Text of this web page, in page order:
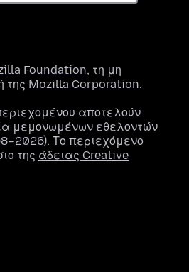
Foundation, τη μη
της Mozilla Corporation.
αποτελούν
μεμονωμένων εθελοντών
Το περιεχόμενο
της άδειας Creative